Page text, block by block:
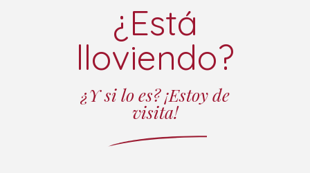
¿Está
lloviendo?
¿Y si lo es? ¡Estoy de
visita!
GROTTES DE
BÉTHARRAM
LUGARES Y MONUMENTOS HISTÓRICOS